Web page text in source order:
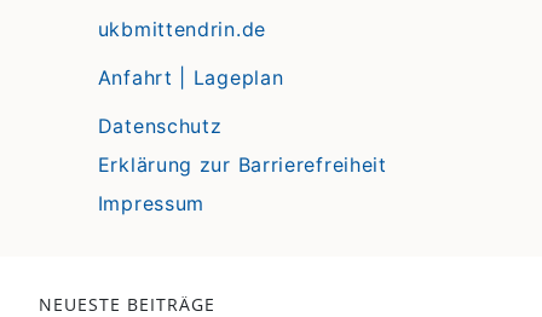
ukbmittendrin.de
Anfahrt | Lageplan
Datenschutz
Erklärung zur Barrierefreiheit
Impressum
NEUESTE BEITRÄGE